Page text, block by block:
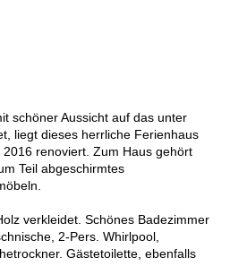
schöner Aussicht auf das unter
liegt dieses herrliche Ferienhaus
renoviert. Zum Haus gehört
Teil abgeschirmtes
verkleidet. Schönes Badezimmer
2-Pers. Whirlpool,
Gästetoilette, ebenfalls